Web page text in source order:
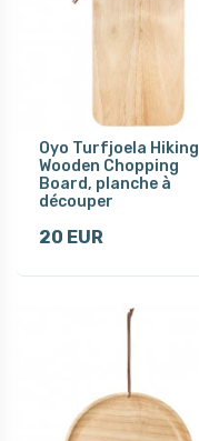
Oyo Turfjoela Hiking
Wooden Chopping
Board, planche à
découper
20 EUR